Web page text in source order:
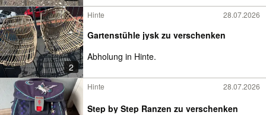
2
Hinte 28.07.2026
Gartenstühle jysk zu verschenken
Abholung in Hinte.
Hinte 28.07.2026
Step by Step Ranzen zu verschenken